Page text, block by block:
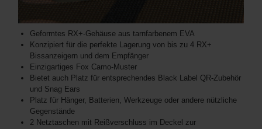
Geformtes RX+-Gehäuse aus tarnfarbenem EVA
Konzipiert für die perfekte Lagerung von bis zu 4 RX+
Bissanzeigern und dem Empfänger
Einzigartiges Fox Camo-Muster
Bietet auch Platz für entsprechendes Black Label QR-Zubehör
und Snag Ears
Platz für Hänger, Batterien, Werkzeuge oder andere nützliche
Gegenstände
2 Netztaschen mit Reißverschluss im Deckel zur